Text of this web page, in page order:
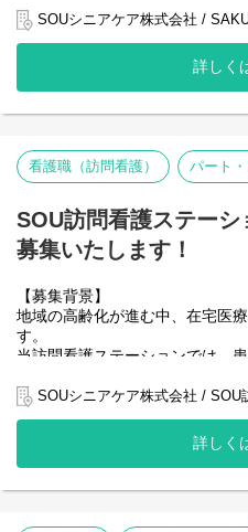
おかげさまで地域の方々からの
傾向にあります。
このたび、より質の高いケアを
方々の生活の質の向上に貢献す
ととなりました。
・利用者様増加に伴う負担軽減
・きめ細やかなサービス体制の
こうした目的から人員体制の強
私たちと一緒に、高齢者の方々
【役割】
あなたには、デイサービスでの
・ 利用者様の送迎業務（運転）
経験が浅い方でも大丈夫！
先輩スタッフが丁寧に指導いた
SOUシニアケア株式会社 /
詳しく
看護職（訪問看護） パート
SOU訪問看護ステー
募集いたします！
【募集背景】
地域の高齢化が進む中、在宅医
す。
当訪問看護ステーションでは、
の高い看護サービスの提供に努
おかげさまでご依頼も増加して
いケアを実現するために正社員
した。
患者様の増加に対応し、一人ひ
SOUシニアケア株式会社 / SOU
詳しく